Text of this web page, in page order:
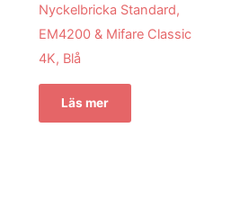
Nyckelbricka Standard,
EM4200 & Mifare Classic
4K, Blå
Läs mer